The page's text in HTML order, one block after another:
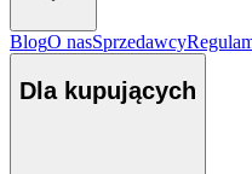
BlogO nasSprzedawcy
Dla kupujących